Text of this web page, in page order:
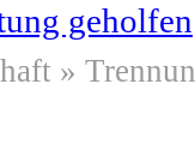
geholfen
»